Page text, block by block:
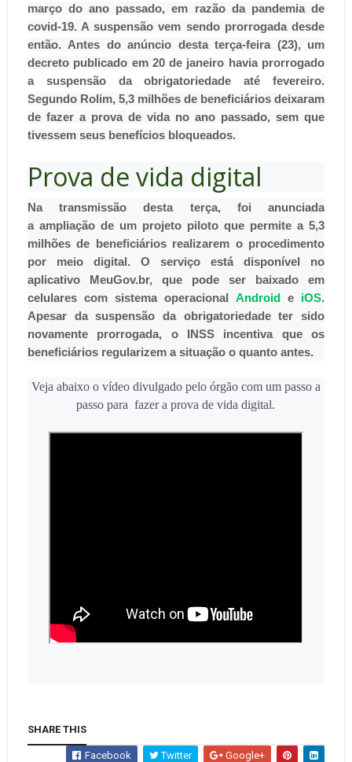
março do ano passado, em razão da pandemia de
covid-19. A suspensão vem sendo prorrogada desde
então. Antes do anúncio desta terça-feira (23), um
decreto publicado em 20 de janeiro havia prorrogado
a suspensão da obrigatoriedade até fevereiro.
Segundo Rolim, 5,3 milhões de beneficiários deixaram
de fazer a prova de vida no ano passado, sem que
tivessem seus benefícios bloqueados.
Prova de vida digital
Na transmissão desta terça, foi anunciada
a ampliação de um projeto piloto que permite a 5,3
milhões de beneficiários realizarem o procedimento
por meio digital. O serviço está disponível no
aplicativo MeuGov.br, que pode ser baixado em
celulares com sistema operacionalAndroid e iOS.
Apesar da suspensão da obrigatoriedadeter sido
novamente prorrogada, o INSS incentiva que os
beneficiários regularizem a situação o quanto antes.
Veja abaixo o vídeo divulgado pelo órgão com um passo a
passo para fazer a prova de vida digital.
SHARE THIS
Facebook Twitter Google+